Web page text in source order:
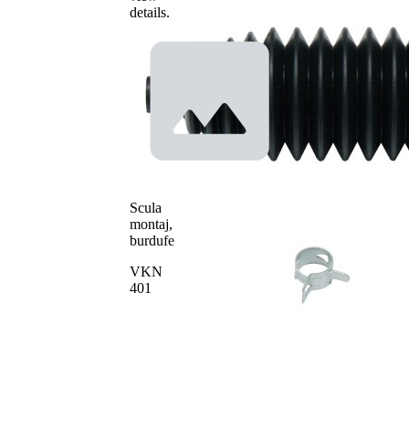
Diametru
interior 1
Diametru
details.
Scula
montaj,
burdufe
VKN
401